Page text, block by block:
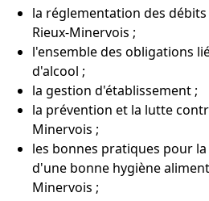
la réglementation des
Rieux-Minervois ;
l'ensemble des obligations
d'alcool ;
la gestion d'établissement ;
la prévention et la lutte
Minervois ;
les bonnes pratiques pour
d'une bonne hygiène
Minervois ;